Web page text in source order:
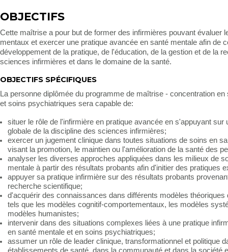
OBJECTIFS
Cette maîtrise a pour but de former des infirmières pouvant évaluer
mentaux et exercer une pratique avancée en santé mentale afin de
développement de la pratique, de l'éducation, de la gestion et de la
sciences infirmières et dans le domaine de la santé.
OBJECTIFS SPÉCIFIQUES
La personne diplômée du programme de maîtrise - concentration en
et soins psychiatriques sera capable de:
situer le rôle de l'infirmière en pratique avancée en s'appuyant sur
globale de la discipline des sciences infirmières;
exercer un jugement clinique dans toutes situations de soins en
visant la promotion, le maintien ou l'amélioration de la santé des
analyser les diverses approches appliquées dans les milieux de
mentale à partir des résultats probants afin d'initier des pratiques
appuyer sa pratique infirmière sur des résultats probants
recherche scientifique;
d'acquérir des connaissances dans différents modèles théoriques
tels que les modèles cognitif-comportementaux, les modèles
modèles humanistes;
intervenir dans des situations complexes liées à une pratique
en santé mentale et en soins psychiatriques;
assumer un rôle de leader clinique, transformationnel et politique
établissements de santé, dans la communauté et dans la société